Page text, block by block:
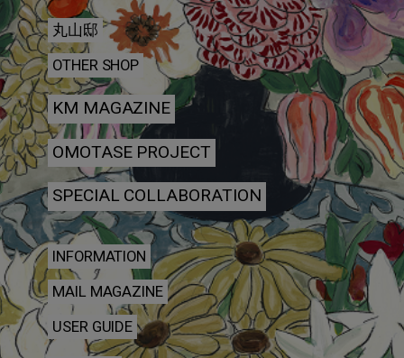
丸山邸
OTHER SHOP
KM MAGAZINE
OMOTASE PROJECT
SPECIAL COLLABORATION
INFORMATION
MAIL MAGAZINE
USER GUIDE